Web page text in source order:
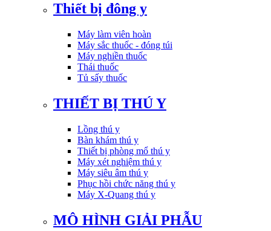
Thiết bị đông y
Máy làm viên hoàn
Máy sắc thuốc - đóng túi
Máy nghiền thuốc
Thái thuốc
Tủ sấy thuốc
THIẾT BỊ THÚ Y
Lồng thú y
Bàn khám thú y
Thiết bị phòng mổ thú y
Máy xét nghiệm thú y
Máy siêu âm thú y
Phục hồi chức năng thú y
Máy X-Quang thú y
MÔ HÌNH GIẢI PHẪU